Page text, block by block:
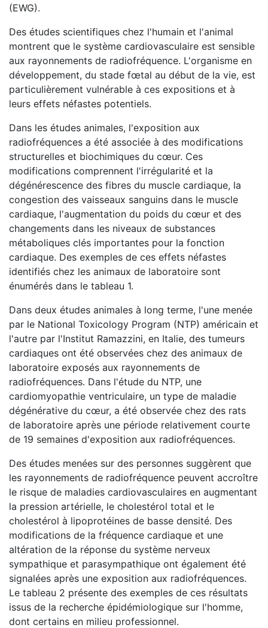
(EWG).
Des études scientifiques chez l'humain et l'animal
montrent que le système cardiovasculaire est sensible
aux rayonnements de radiofréquence. L'organisme en
développement, du stade fœtal au début de la vie, est
particulièrement vulnérable à ces expositions et à
leurs effets néfastes potentiels.
Dans les études animales, l'exposition aux
radiofréquences a été associée à des modifications
structurelles et biochimiques du cœur. Ces
modifications comprennent l'irrégularité et la
dégénérescence des fibres du muscle cardiaque, la
congestion des vaisseaux sanguins dans le muscle
cardiaque, l'augmentation du poids du cœur et des
changements dans les niveaux de substances
métaboliques clés importantes pour la fonction
cardiaque. Des exemples de ces effets néfastes
identifiés chez les animaux de laboratoire sont
énumérés dans le tableau 1.
Dans deux études animales à long terme, l'une menée
par le National Toxicology Program (NTP) américain et
l'autre par l'Institut Ramazzini, en Italie, des tumeurs
cardiaques ont été observées chez des animaux de
laboratoire exposés aux rayonnements de
radiofréquences. Dans l'étude du NTP, une
cardiomyopathie ventriculaire, un type de maladie
dégénérative du cœur, a été observée chez des rats
de laboratoire après une période relativement courte
de 19 semaines d'exposition aux radiofréquences.
Des études menées sur des personnes suggèrent que
les rayonnements de radiofréquence peuvent accroître
le risque de maladies cardiovasculaires en augmentant
la pression artérielle, le cholestérol total et le
cholestérol à lipoprotéines de basse densité. Des
modifications de la fréquence cardiaque et une
altération de la réponse du système nerveux
sympathique et parasympathique ont également été
signalées après une exposition aux radiofréquences.
Le tableau 2 présente des exemples de ces résultats
issus de la recherche épidémiologique sur l'homme,
dont certains en milieu professionnel.